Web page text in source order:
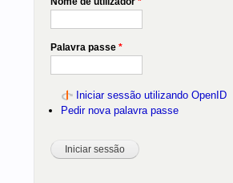
Palavra passe *
Iniciar sessão utilizando OpenID
Pedir nova palavra passe